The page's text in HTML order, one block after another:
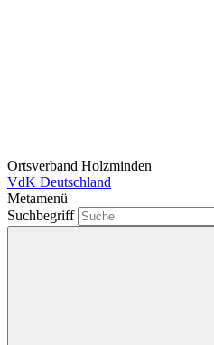
Ortsverband Holzminden
VdK Deutschland
Metamenü
Suchbegriff